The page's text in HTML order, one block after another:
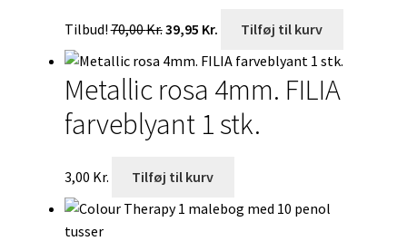
Tilbud!70,00Kr.
oprindelige
pris
var:
39,95 Kr.
pris
er:
39,95 Kr..
Tilføj til kurv
Metallic rosa 4mm. FILIA
farveblyant 1 stk.
3,00 Kr. Tilføj til kurv